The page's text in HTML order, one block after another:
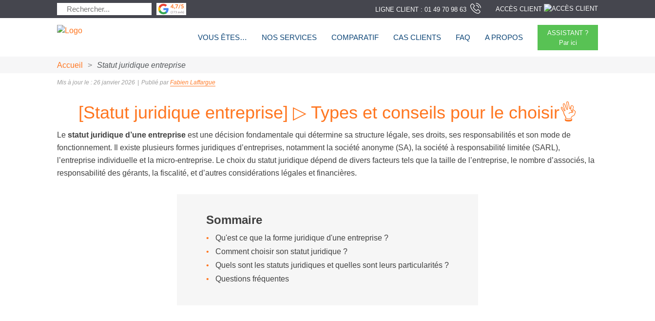
LIGNE CLIENT : 01 49 70 98 63 ACCÈS CLIENT
VOUS ÊTES… NOS SERVICES COMPARATIF CAS CLIENTS FAQ A PROPOS
ASSISTANT ?
Par ici
Accueil > Statut juridique entreprise
Mis à jour le : 26 janvier 2026 Publié parFabien Laffargue
[Statut juridique entreprise] ▷ Types et conseils pour le choisir👌
Le statut juridique d’une entreprise est une décision fondamentale qui détermine sa structure légale, ses droits, ses responsabilités et son mode de
fonctionnement. Il existe plusieurs formes juridiques d’entreprises, notamment la société anonyme (SA), la société à responsabilité limitée (SARL),
l’entreprise individuelle et la micro-entreprise. Le choix du statut juridique dépend de divers facteurs tels que la taille de l’entreprise, le nombre d’associés, la
responsabilité des gérants, la fiscalité, et d’autres considérations légales et financières.
Sommaire
Qu'est ce que la forme juridique d'une entreprise ?
Comment choisir son statut juridique ?
Quels sont les statuts juridiques et quelles sont leurs particularités ?
Questions fréquentes